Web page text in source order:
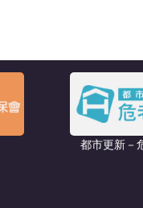
都市更新－